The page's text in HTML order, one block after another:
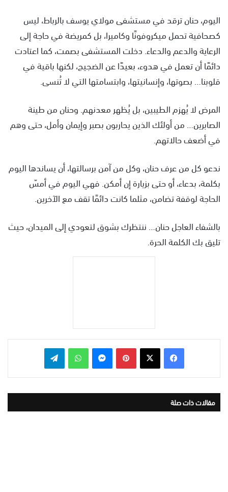
اليوم، حنان ترقد في مستشفى مولاي يوسف بالرباط، ليس
كصحافية تحمل ميكروفونًا وكاميرا، بل كمريضة في حاجة إلى
الرعاية والدعم والدعاء. دخلت المستشفى بصمت، كما اعتادت
دائمًا أن تعمل في هدوء، بعيدًا عن الضجيج، لكنها باقية في
قلوبنا… بصوتها، وإنسانيتها، وابتسامتها التي لا تُنسى.
المرض لا يُهزم الطيبين، بل يُظهر معدنهم. وحنان من طينة
الصابرين… من أولئك الذين يحاربون بصبر وإيمان وأمل، حتى وهم
في أضعف حالاتهم.
ندعو كل من عرف حنان، وكل من آمن برسالتها، أن يساندها اليوم
بكلمة، بدعاء، أو حتى بزيارة إن أمكن. فهي اليوم في أمسّ
الحاجة لوقفة تضامن، مثلما كانت دائمًا تقف مع الآخرين.
بالشفاء العاجل حنان… ننتظرك بشوق لتعودي إلى الميدان، حيث
تليق بك الكلمة الحرة.
بينتيريست واتساب
مقالات ذات صلة